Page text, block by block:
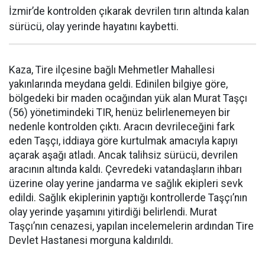
İzmir’de kontrolden çıkarak devrilen tırın altında kalan
sürücü, olay yerinde hayatını kaybetti.
Kaza, Tire ilçesine bağlı Mehmetler Mahallesi
yakınlarında meydana geldi. Edinilen bilgiye göre,
bölgedeki bir maden ocağından yük alan Murat Taşçı
(56) yönetimindeki TIR, henüz belirlenemeyen bir
nedenle kontrolden çıktı. Aracın devrileceğini fark
eden Taşçı, iddiaya göre kurtulmak amacıyla kapıyı
açarak aşağı atladı. Ancak talihsiz sürücü, devrilen
aracının altında kaldı. Çevredeki vatandaşların ihbarı
üzerine olay yerine jandarma ve sağlık ekipleri sevk
edildi. Sağlık ekiplerinin yaptığı kontrollerde Taşçı’nın
olay yerinde yaşamını yitirdiği belirlendi. Murat
Taşçı’nın cenazesi, yapılan incelemelerin ardından Tire
Devlet Hastanesi morguna kaldırıldı.